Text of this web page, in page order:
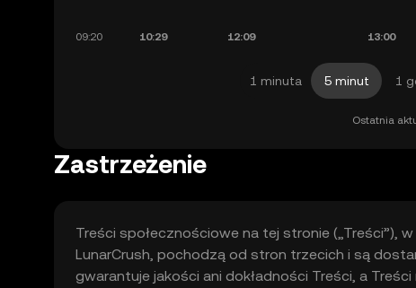
1 minuta 5 minut 1
Ostatnia
Zastrzeżenie
Treści społecznościowe na tej stronie („Treści”),
LunarCrush, pochodzą od stron trzecich i są
gwarantuje jakości ani dokładności Treści, a